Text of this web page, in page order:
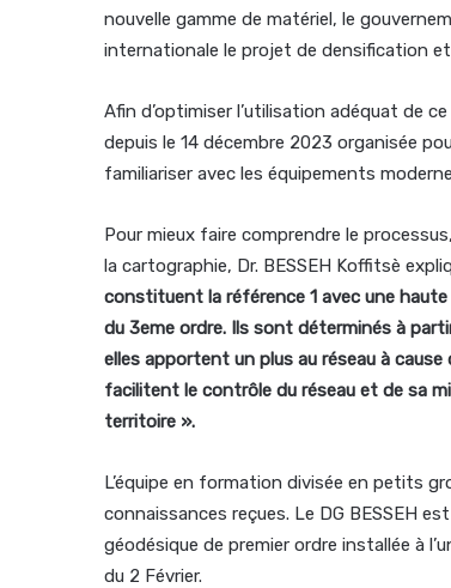
nouvelle gamme de matériel, le
internationale le projet de densification
Afin d’optimiser l’utilisation adéquat de
depuis le 14 décembre 2023 organisée
familiariser avec les équipements
Pour mieux faire comprendre le
la cartographie, Dr. BESSEH Koffitsè
constituent la référence 1 avec une
du 3eme ordre. Ils sont déterminés à
elles apportent un plus au réseau à
facilitent le contrôle du réseau et de sa
territoire ».
L’équipe en formation divisée en petits
connaissances reçues. Le DG BESSEH
géodésique de premier ordre installée à
du 2 Février.